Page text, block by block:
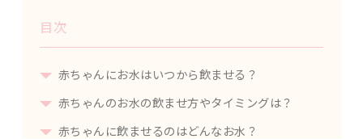
目次
赤ちゃんにお水はいつから飲ませる？
赤ちゃんのお水の飲ませ方やタイミングは？
赤ちゃんに飲ませるのはどんなお水？